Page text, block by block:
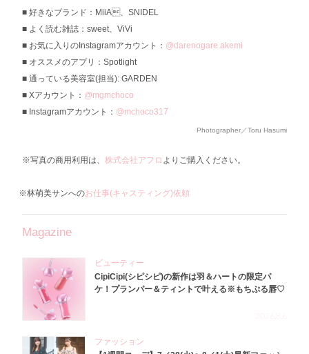
好きなブランド：MiiA、SNIDEL
よく読む雑誌：sweet、ViVi
お気に入りのInstagramアカウント： @darenogare.akemi
オススメのアプリ：Spotlight
通っている美容室(担当): GARDEN
Xアカウント： @mgmchoco
Instagramアカウント： @mchoco317
Photographer／Toru Hasumi
※写真の商用利用は、 株式会社アフロ よりご購入ください。
※林萌美サンへのお仕事(キャスティング)依頼
Magazine
ビューティー
CipiCipi(シピシピ)の新作は羽＆ハートの限定パ
ケ！プランパー＆ティントで叶える※もちぷる唇♡
ファッション